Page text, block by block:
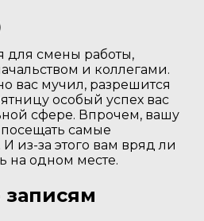
для смены работы,
и коллегами.
вас мучил, разрешится
особый успех вас
сфере. Впрочем, вашу
посещать самые
из-за этого вам вряд ли
на одном месте.
записям